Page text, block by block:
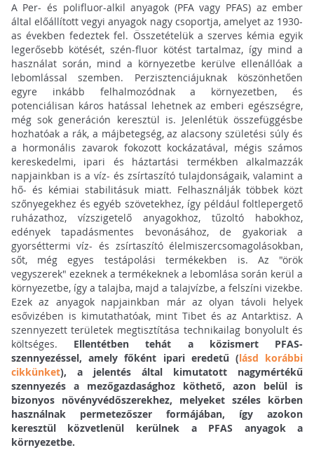
A Per- és polifluor-alkil anyagok (PFA vagy PFAS) az ember
által előállított vegyi anyagok nagy csoportja, amelyet az 1930-
as években fedeztek fel. Összetételük a szerves kémia egyik
legerősebb kötését, szén-fluor kötést tartalmaz, így mind a
használat során, mind a környezetbe kerülve ellenállóak a
lebomlással szemben. Perzisztenciájuknak köszönhetően
egyre inkább felhalmozódnak a környezetben, és
potenciálisan káros hatással lehetnek az emberi egészségre,
még sok generáción keresztül is. Jelenlétük összefüggésbe
hozhatóak a rák, a májbetegség, az alacsony születési súly és
a hormonális zavarok fokozott kockázatával, mégis számos
kereskedelmi, ipari és háztartási termékben alkalmazzák
napjainkban is a víz- és zsírtaszító tulajdonságaik, valamint a
hő- és kémiai stabilitásuk miatt. Felhasználják többek közt
szőnyegekhez és egyéb szövetekhez, így például foltlepergető
ruházathoz, vízszigetelő anyagokhoz, tűzoltó habokhoz,
edények tapadásmentes bevonásához, de gyakoriak a
gyorséttermi víz- és zsírtaszító élelmiszercsomagolásokban,
sőt, még egyes testápolási termékekben is. Az "örök
vegyszerek" ezeknek a termékeknek a lebomlása során kerül a
környezetbe, így a talajba, majd a talajvízbe, a felszíni vizekbe.
Ezek az anyagok napjainkban már az olyan távoli helyek
esővizében is kimutathatóak, mint Tibet és az Antarktisz. A
szennyezett területek megtisztítása technikailag bonyolult és
költséges. Ellentétben tehát a közismert PFAS-
szennyezéssel, amely főként ipari eredetű (lásd korábbi
cikkünket), a jelentés által kimutatott nagymértékű
szennyezés a mezőgazdasághoz köthető, azon belül is
bizonyos növényvédőszerekhez, melyeket széles körben
használnak permetezőszer formájában, így azokon
keresztül közvetlenül kerülnek a PFAS anyagok a
környezetbe.